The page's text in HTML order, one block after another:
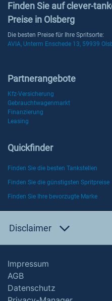
Finden Sie auf clever-
Preise in Olsberg
Die besten Preise für Ihre Spritsorte:
AVIA, Unterm Enschede 13, 59939
Partnerangebote
Kfz-Versicherung
Gebrauchtwagenmarkt
Finanzierung
Leasing
Quickfinder
Finden Sie die besten Tankstellen
Finden Sie die günstigsten Spritpreise
Finden Sie Ihre bevorzugte Marke
Disclaimer
Impressum
AGB
Datenschutz